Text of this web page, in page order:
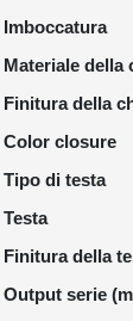
Imboccatura
Materiale della
Finitura della
Color closure
Tipo di testa
Testa
Finitura della
Output serie